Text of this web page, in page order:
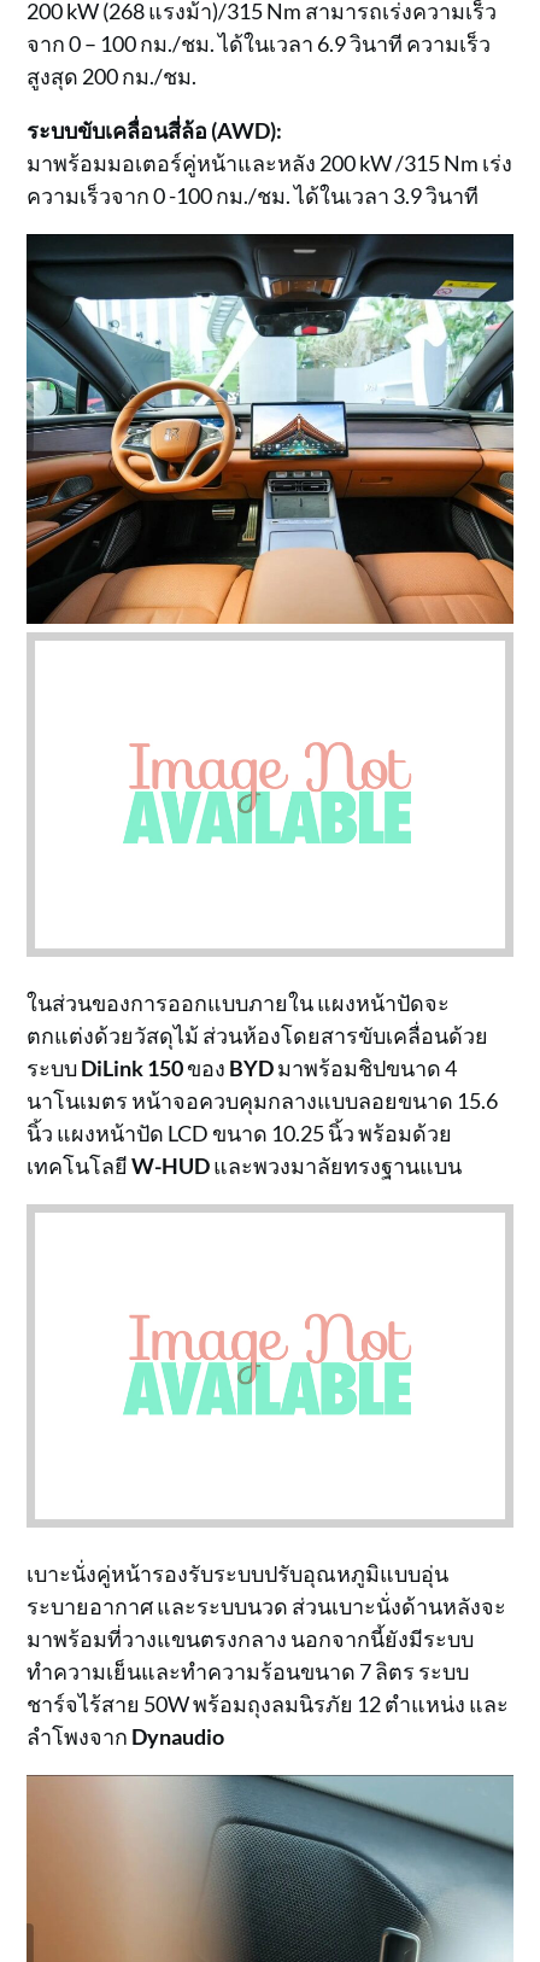
200 kW (268 แรงม้า)/315 Nm สามารถเร่งความเร็ว
จาก 0 – 100 กม./ชม. ได้ในเวลา 6.9 วินาที ความเร็ว
สูงสุด 200 กม./ชม.
ระบบขับเคลื่อนสี่ล้อ (AWD):
มาพร้อมมอเตอร์คู่หน้าและหลัง 200 kW /315 Nm เร่ง
ความเร็วจาก 0 -100 กม./ชม. ได้ในเวลา 3.9 วินาที
ในส่วนของการออกแบบภายใน แผงหน้าปัดจะ
ตกแต่งด้วยวัสดุไม้ ส่วนห้องโดยสารขับเคลื่อนด้วย
ระบบDiLink 150ของ BYDมาพร้อมชิปขนาด 4
นาโนเมตร หน้าจอควบคุมกลางแบบลอยขนาด 15.6
นิ้ว แผงหน้าปัด LCD ขนาด 10.25 นิ้ว พร้อมด้วย
เทคโนโลยีW-HUDและพวงมาลัยทรงฐานแบน
เบาะนั่งคู่หน้ารองรับระบบปรับอุณหภูมิแบบอุ่น
ระบายอากาศ และระบบนวด ส่วนเบาะนั่งด้านหลังจะ
มาพร้อมที่วางแขนตรงกลาง นอกจากนี้ยังมีระบบ
ทำความเย็นและทำความร้อนขนาด 7 ลิตร ระบบ
ชาร์จไร้สาย 50W พร้อมถุงลมนิรภัย 12 ตำแหน่ง และ
ลำโพงจาก Dynaudio